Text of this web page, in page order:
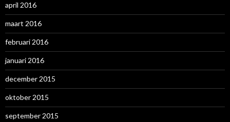
april 2016
maart 2016
februari 2016
januari 2016
december 2015
oktober 2015
september 2015